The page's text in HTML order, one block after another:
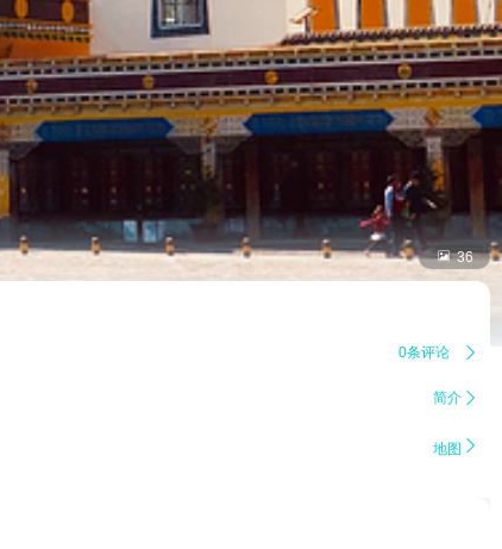
 36
0条评论 
简介 
地图 